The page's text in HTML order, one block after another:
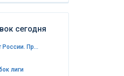
сегодня
Чемпионат России. Премьер-лига
лиги